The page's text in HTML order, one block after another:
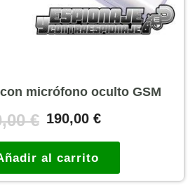
micrófono oculto GSM
€ El
original
era:
250,00 €.
190,00 €El
actual
190,00 €.
al carrito